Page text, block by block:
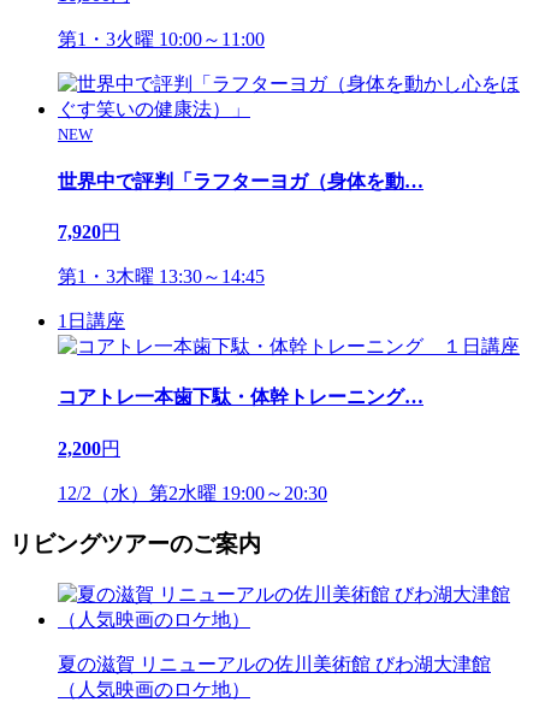
第1・3火曜 10:00～11:00
NEW
世界中で評判「ラフターヨガ（身体を動…
7,920円
第1・3木曜 13:30～14:45
1日講座
コアトレ一本歯下駄・体幹トレーニング…
2,200円
12/2（水）第2水曜 19:00～20:30
リビングツアーのご案内
夏の滋賀 リニューアルの佐川美術館 びわ湖大津館
（人気映画のロケ地）